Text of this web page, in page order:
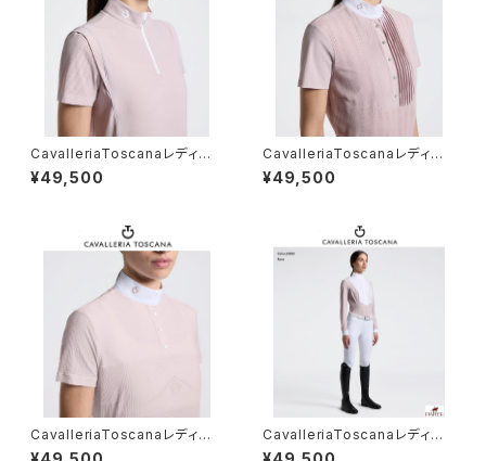
CavalleriaToscanaレディスS
Sトレーニングポロ POD404
JE022
¥49,500
CavalleriaToscanaレディスS
Sシャツ CAD294PA100
¥49,500
CavalleriaToscanaレディスS
Sシャツ CAD299JE240
CavalleriaToscanaレディスL
Sシャツ CAD097 JF024